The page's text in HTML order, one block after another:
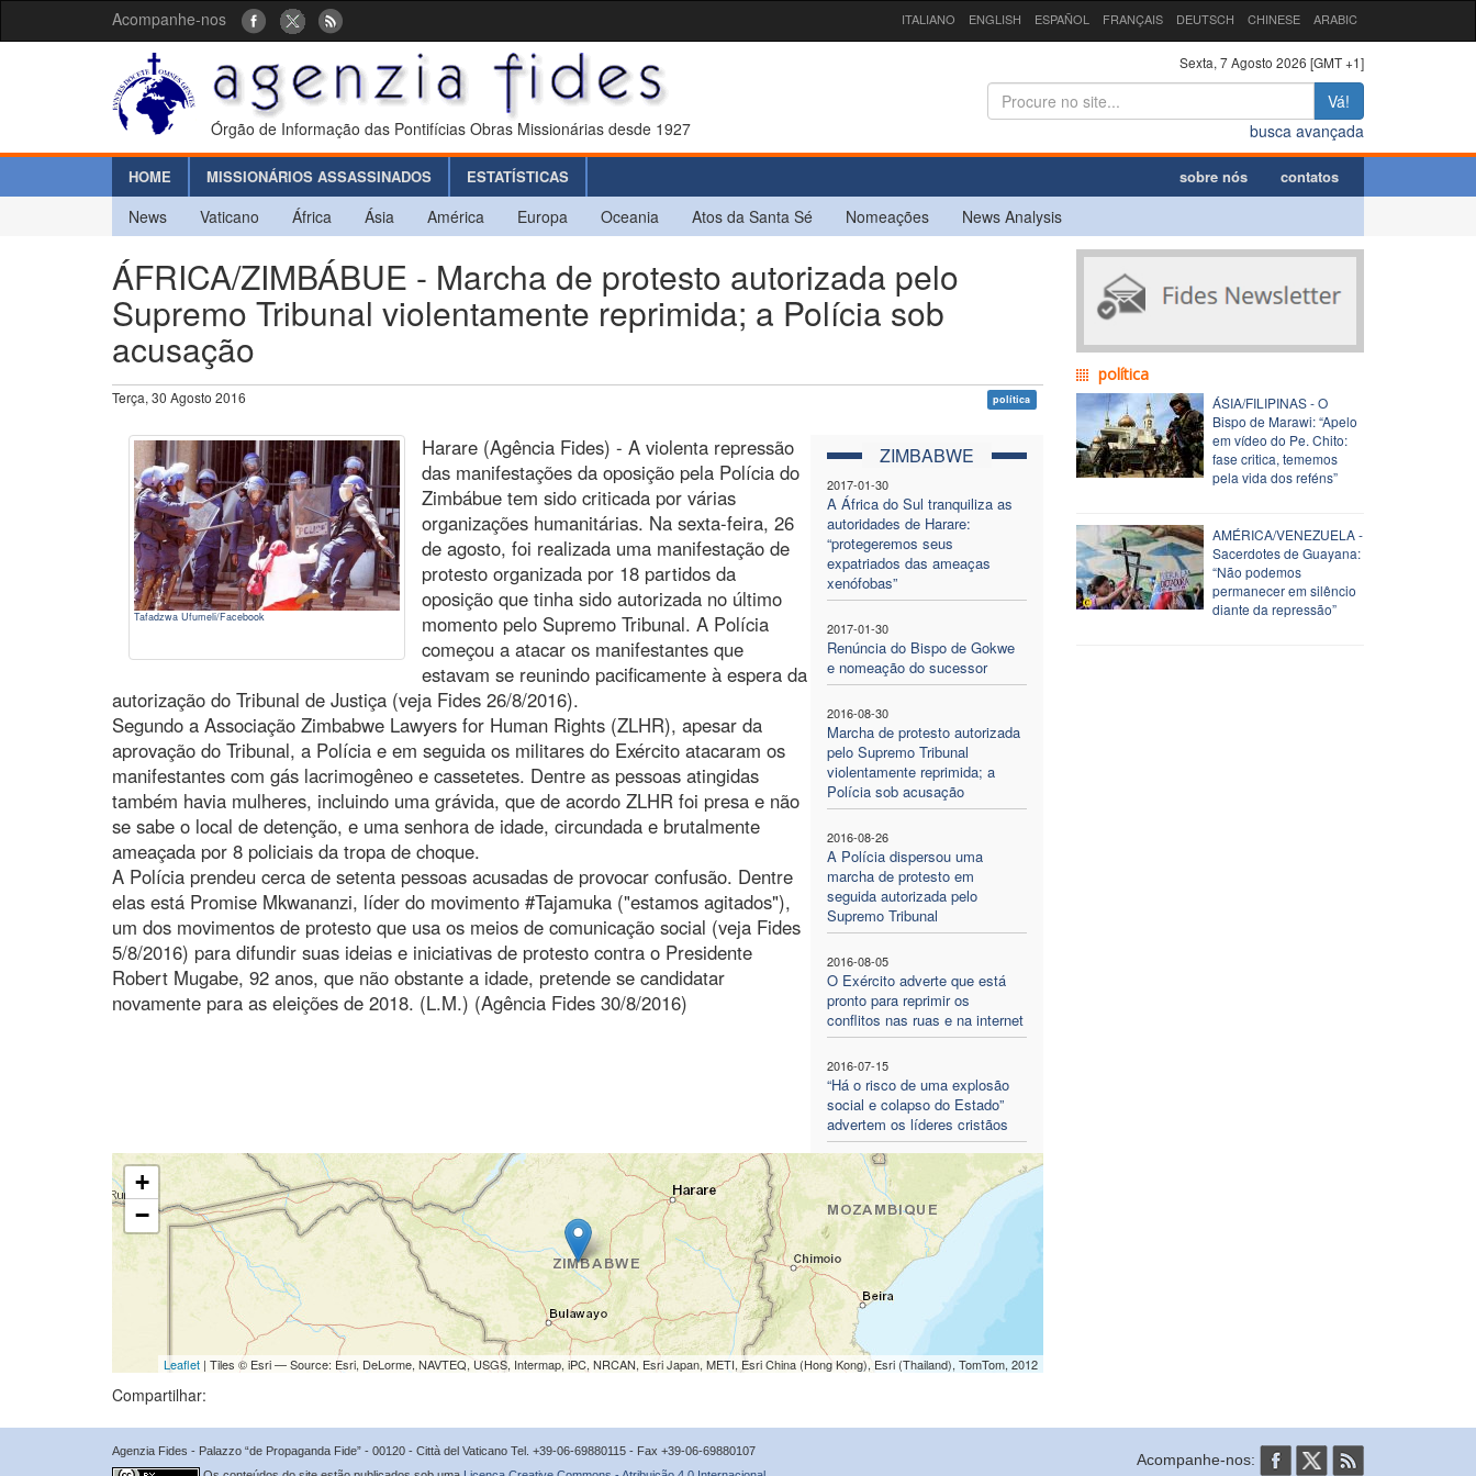
Acompanhe-nos ITALIANO ENGLISH ESPAÑOL FRANÇAIS DEUTSCH CHINESE ARABIC
Órgão de Informação das Pontifícias Obras Missionárias desde 1927
Sexta, 7 Agosto 2026 [GMT +1]
Vá!
busca avançada
HOME MISSIONÁRIOS ASSASSINADOS ESTATÍSTICAS sobre nós contatos
News Vaticano África Ásia América Europa Oceania Atos da Santa Sé Nomeações News Analysis
ÁFRICA/ZIMBÁBUE - Marcha de protesto autorizada pelo
Supremo Tribunal violentamente reprimida; a Polícia sob
acusação
Terça, 30 Agosto 2016 política
Tafadzwa Ufumeli/Facebook
ZIMBABWE
2017-01-30
A África do Sul tranquiliza as
autoridades de Harare:
“protegeremos seus
expatriados das ameaças
xenófobas”
2017-01-30
Renúncia do Bispo de Gokwe
e nomeação do sucessor
2016-08-30
Marcha de protesto autorizada
pelo Supremo Tribunal
violentamente reprimida; a
Polícia sob acusação
2016-08-26
A Polícia dispersou uma
marcha de protesto em
seguida autorizada pelo
Supremo Tribunal
2016-08-05
O Exército adverte que está
pronto para reprimir os
conflitos nas ruas e na internet
2016-07-15
“Há o risco de uma explosão
social e colapso do Estado”
advertem os líderes cristãos
Harare (Agência Fides) - A violenta repressão
das manifestações da oposição pela Polícia do
Zimbábue tem sido criticada por várias
organizações humanitárias. Na sexta-feira, 26
de agosto, foi realizada uma manifestação de
protesto organizada por 18 partidos da
oposição que tinha sido autorizada no último
momento pelo Supremo Tribunal. A Polícia
começou a atacar os manifestantes que
estavam se reunindo pacificamente à espera da
autorização do Tribunal de Justiça (veja Fides 26/8/2016).
Segundo a Associação Zimbabwe Lawyers for Human Rights (ZLHR), apesar da
aprovação do Tribunal, a Polícia e em seguida os militares do Exército atacaram os
manifestantes com gás lacrimogêneo e cassetetes. Dentre as pessoas atingidas
também havia mulheres, incluindo uma grávida, que de acordo ZLHR foi presa e não
se sabe o local de detenção, e uma senhora de idade, circundada e brutalmente
ameaçada por 8 policiais da tropa de choque.
A Polícia prendeu cerca de setenta pessoas acusadas de provocar confusão. Dentre
elas está Promise Mkwananzi, líder do movimento #Tajamuka ("estamos agitados"),
um dos movimentos de protesto que usa os meios de comunicação social (veja Fides
5/8/2016) para difundir suas ideias e iniciativas de protesto contra o Presidente
Robert Mugabe, 92 anos, que não obstante a idade, pretende se candidatar
novamente para as eleições de 2018. (L.M.) (Agência Fides 30/8/2016)
+
−
Leaflet| Tiles © Esri — Source: Esri, DeLorme, NAVTEQ, USGS, Intermap, iPC, NRCAN, Esri Japan, METI, Esri China (Hong Kong), Esri (Thailand), TomTom, 2012
Compartilhar:
política
ÁSIA/FILIPINAS - O
Bispo de Marawi: “Apelo
em vídeo do Pe. Chito:
fase critica, tememos
pela vida dos reféns”
AMÉRICA/VENEZUELA -
Sacerdotes de Guayana:
“Não podemos
permanecer em silêncio
diante da repressão”
Agenzia Fides - Palazzo “de Propaganda Fide” - 00120 - Città del Vaticano Tel. +39-06-69880115 - Fax +39-06-69880107
Acompanhe-nos: